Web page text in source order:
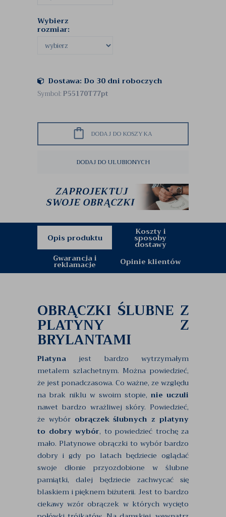
Wybierz
rozmiar:
Dostawa: Do 30 dni roboczych
Symbol:P55170T77pt
DODAJ DO KOSZYKA
DODAJ DO ULUBIONYCH
Opis produktu
Koszty i
sposoby
dostawy
Gwarancja i
reklamacje Opinie klientów
OBRĄCZKI ŚLUBNE Z
PLATYNY Z
BRYLANTAMI
Platyna jest bardzo wytrzymałym
metalem szlachetnym. Można powiedzieć,
że jest ponadczasowa. Co ważne, ze względu
na brak niklu w swoim stopie, nie uczuli
nawet bardzo wrażliwej skóry. Powiedzieć,
że wybór obrączek ślubnych z platyny
to dobry wybór, to powiedzieć trochę za
mało. Platynowe obrączki to wybór bardzo
dobry i gdy po latach będziecie oglądać
swoje dłonie przyozdobione w ślubne
pamiątki, dalej będziecie zachwycać się
blaskiem i pięknem biżuterii. Jest to bardzo
ciekawy wzór obrączek w których wycięto